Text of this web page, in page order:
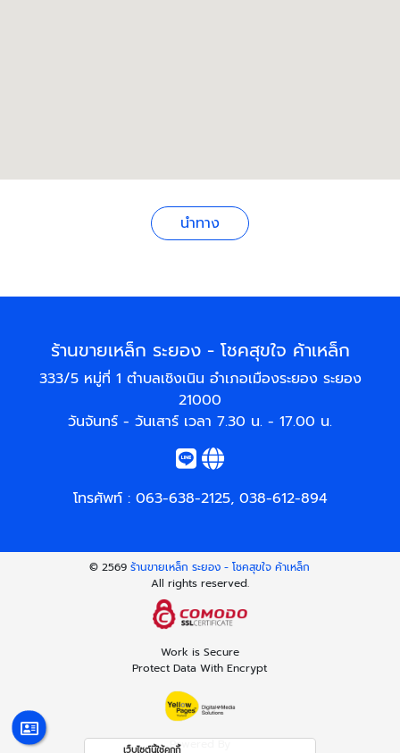
นำทาง
ร้านขายเหล็ก ระยอง - โชคสุขใจ ค้าเหล็ก
333/5 หมู่ที่ 1 ตำบลเชิงเนิน อำเภอเมืองระยอง ระยอง
21000
วันจันทร์ - วันเสาร์ เวลา 7.30 น. - 17.00 น.
โทรศัพท์ : 063-638-2125, 038-612-894
© 2569ร้านขายเหล็ก ระยอง - โชคสุขใจ ค้าเหล็ก
All rights reserved.
Work is Secure
Protect Data With Encrypt
Powered By
เว็บไซต์นี้ใช้คุกกี้